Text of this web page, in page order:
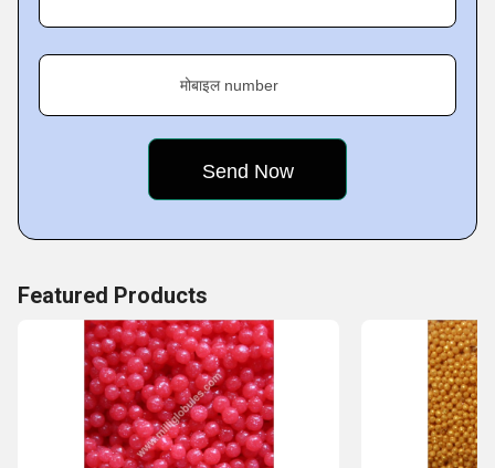
मोबाइल number
Featured Products